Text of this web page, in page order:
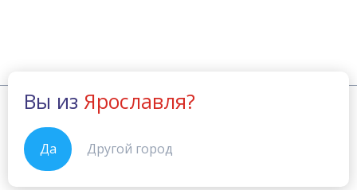
Вы из Ярославля?
Да Другой город
Главная Новости Ярославль
William Journal